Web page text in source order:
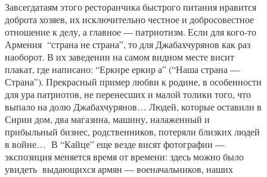
Завсегдатаям этого ресторанчика быстрого питания нравится
доброта хозяев, их исключительно честное и добросовестное
отношение к делу, а главное — патриотизм. Если для кого-то
Армения “страна не страна”, то для Джабахчурянов как раз
наоборот. В их заведении на самом видном месте висит
плакат, где написано: “Еркире еркир а” (“Наша страна —
Страна”). Прекрасный пример любви к родине, в особенности
для ура патриотов, не перенесших и малой толики того, что
выпало на долю Джабахчурянов… Людей, которые оставили в
Сирии дом, два магазина, машину, налаженный и
прибыльный бизнес, родственников, потеряли близких людей
в войне… В “Кайце” еще везде висят фотографии —
экспозиция меняется время от времени: здесь можно было
увидеть выдающихся армян — военачальников, наших